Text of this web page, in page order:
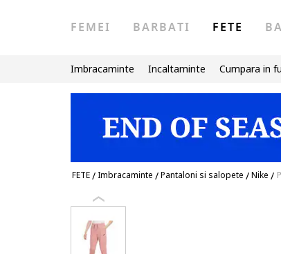
FEMEI BARBATI FETE
Imbracaminte Incaltaminte Cumpara in
FETE/Imbracaminte /Pantaloni si salopete /Nike /